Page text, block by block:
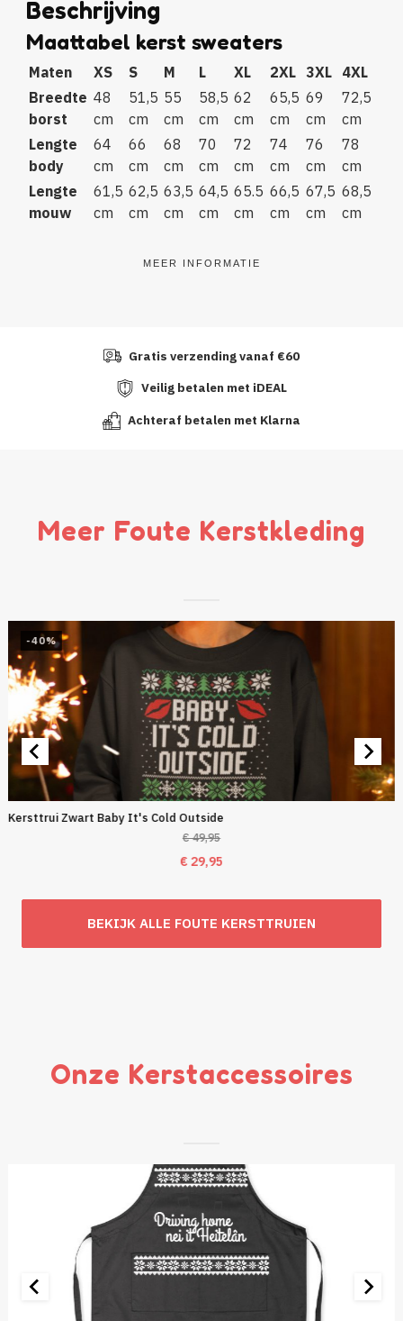
Beschrijving
Maattabel kerst sweaters
Maten XS S M L XL 2XL 3XL
4XL
Breedte
borst
48
cm
51,5
cm
55
cm
58,5
cm
62
cm
65,5
cm
69
cm
72,5
cm
Lengte
body
64
cm
66
cm
68
cm
70
cm
72
cm
74
cm
76
cm
78
cm
Lengte
mouw
61,5
cm
62,5
cm
63,5
cm
64,5
cm
65.5
cm
66,5
cm
67,5
cm
68,5
cm
MEER INFORMATIE
Gratis verzending vanaf €60
Veilig betalen met iDEAL
Achteraf betalen met Klarna
Meer Foute Kerstkleding
-40%
Kersttrui Zwart Baby It's Cold Outside
€49,95
Oorspronkelijke
was:
€29,95
is:
BEKIJK ALLE FOUTE KERSTTRUIEN
Onze Kerstaccessoires